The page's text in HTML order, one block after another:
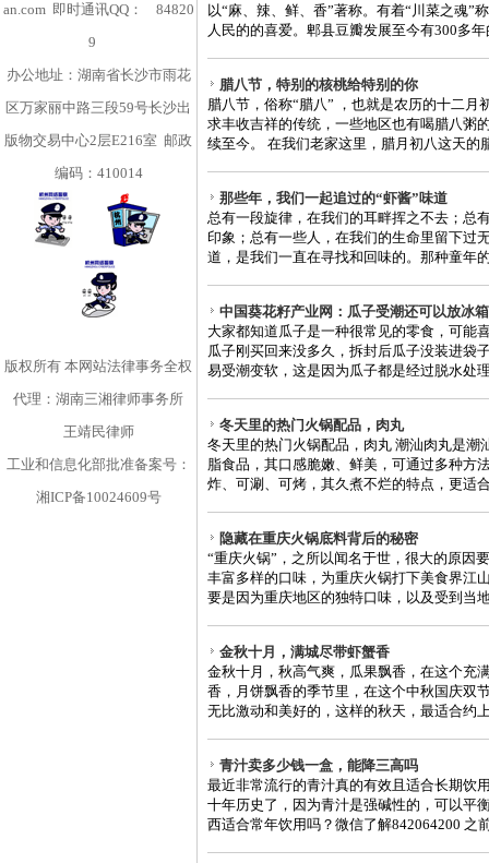
以“麻、辣、鲜、香”著称。有着“川菜之魂”
人民的的喜爱。郫县豆瓣发展至今有300多年
腊八节，特别的核桃给特别的你
腊八节，俗称“腊八” ，也就是农历的十二月
求丰收吉祥的传统，一些地区也有喝腊八粥
续至今。 在我们老家这里，腊月初八这天的
那些年，我们一起追过的“虾酱”味道
总有一段旋律，在我们的耳畔挥之不去；总
印象；总有一些人，在我们的生命里留下过
道，是我们一直在寻找和回味的。那种童年
中国葵花籽产业网：瓜子受潮还可以放冰
大家都知道瓜子是一种很常见的零食，可能
瓜子刚买回来没多久，拆封后瓜子没装进袋
易受潮变软，这是因为瓜子都是经过脱水处
冬天里的热门火锅配品，肉丸
冬天里的热门火锅配品，肉丸 潮汕肉丸是潮
脂食品，其口感脆嫩、鲜美，可通过多种方
炸、可涮、可烤，其久煮不烂的特点，更适
隐藏在重庆火锅底料背后的秘密
“重庆火锅”，之所以闻名于世，很大的原因
丰富多样的口味，为重庆火锅打下美食界江
要是因为重庆地区的独特口味，以及受到当
金秋十月，满城尽带虾蟹香
金秋十月，秋高气爽，瓜果飘香，在这个充
香，月饼飘香的季节里，在这个中秋国庆双
无比激动和美好的，这样的秋天，最适合约
青汁卖多少钱一盒，能降三高吗
最近非常流行的青汁真的有效且适合长期饮
十年历史了，因为青汁是强碱性的，可以平
西适合常年饮用吗？微信了解842064200 之
an.com 即时通讯QQ：
84820
9
办公地址：湖南省长沙市雨花
区万家丽中路三段59号长沙出
版物交易中心2层E216室 邮政
编码：410014
版权所有 本网站法律事务全权
代理：湖南三湘律师事务所
王靖民律师
工业和信息化部批准备案号：
湘ICP备10024609号